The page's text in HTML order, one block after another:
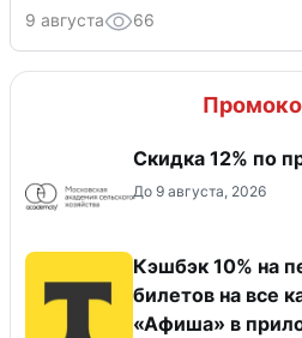
9 августа 66
Скидка 12% по
До 9 августа, 2026
Кэшбэк 10% на
билетов на все
«Афиша» в